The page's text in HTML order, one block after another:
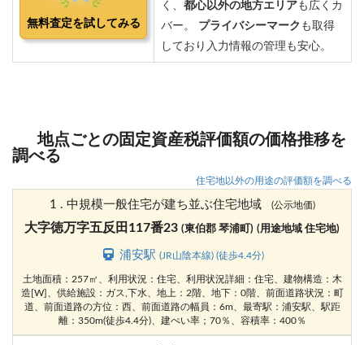
地点ごとの固定資産税評価額の価格推移を
調べる
住宅地以外の用途の評価額を調べる
1 . 中規模一般住宅が建ち並ぶ住宅地域 (公示地価)
大字徳万字五反田117番23 (東伯郡 琴浦町) (用途地域 住宅地)
浦安駅 (JR山陰本線) (徒歩4.4分)
土地面積：257㎡、利用状況：住宅、利用状況詳細：住宅、建物構造：木
造[W]、供給施設：ガス,下水、地上：2階、地下：0階、前面道路状況：町
道、前面道路の方位：西、前面道路の幅員：6m、最寄駅：浦安駅、駅距
離：350m(徒歩4.4分)、建ぺい率；70％、容積率：400％